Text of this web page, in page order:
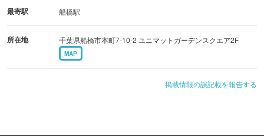
最寄駅 船橋駅
所在地 千葉県船橋市本町7-10-2 ユニマットガーデンスクエア2F
MAP
掲載情報の誤記載を報告する